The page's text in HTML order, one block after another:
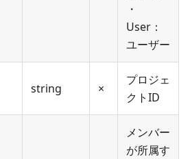
・
User：
ユーザー
string ×
プロジェ
クトID
メンバー
が所属す